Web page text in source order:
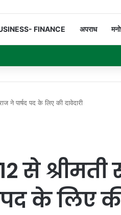
FINANCE अपराध
ने पार्षद पद के लिए की दावेदारी
से श्रीमती
के लिए